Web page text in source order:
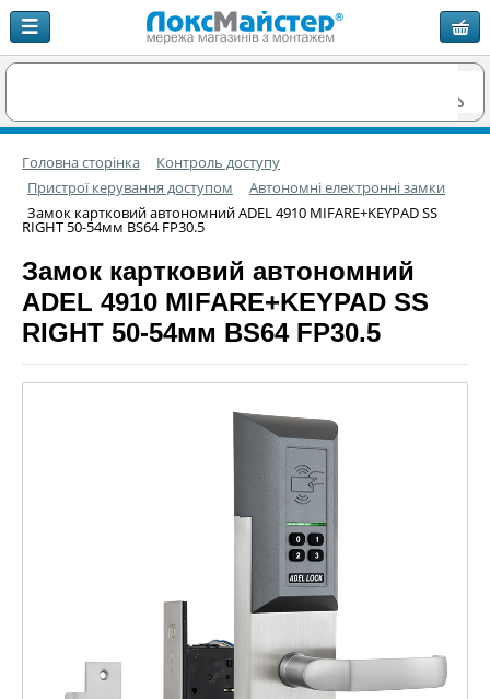
Головна сторінка
Контроль доступу
Пристрої керування доступом
Автономні електронні замки
Замок картковий автономний ADEL 4910 MIFARE+KEYPAD SS
RIGHT 50-54мм BS64 FP30.5
Замок картковий автономний
ADEL 4910 MIFARE+KEYPAD SS
RIGHT 50-54мм BS64 FP30.5